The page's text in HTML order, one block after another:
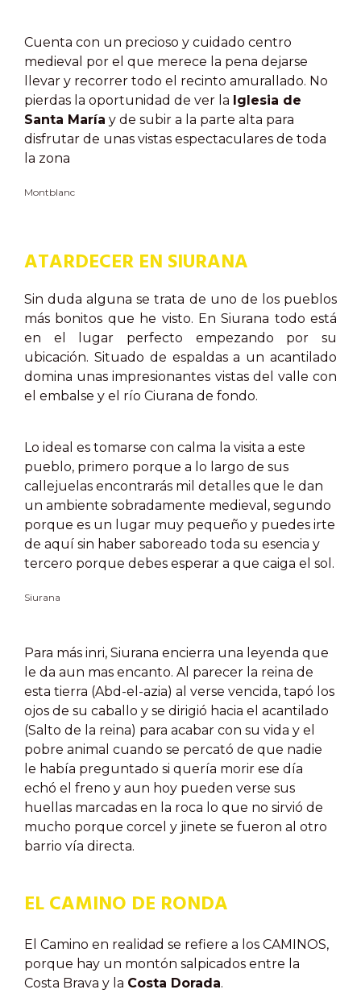
Cuenta con un precioso y cuidado centro
medieval por el que merece la pena dejarse
llevar y recorrer todo el recinto amurallado. No
pierdas la oportunidad de ver la Iglesia de
Santa María y de subir a la parte alta para
disfrutar de unas vistas espectaculares de toda
la zona
Montblanc
ATARDECER EN SIURANA
Sin duda alguna se trata de uno de los pueblos
más bonitos que he visto. En Siurana todo está
en el lugar perfecto empezando por su
ubicación. Situado de espaldas a un acantilado
domina unas impresionantes vistas del valle con
el embalse y el río Ciurana de fondo.
Lo ideal es tomarse con calma la visita a este
pueblo, primero porque a lo largo de sus
callejuelas encontrarás mil detalles que le dan
un ambiente sobradamente medieval, segundo
porque es un lugar muy pequeño y puedes irte
de aquí sin haber saboreado toda su esencia y
tercero porque debes esperar a que caiga el sol.
Siurana
Para más inri, Siurana encierra una leyenda que
le da aun mas encanto. Al parecer la reina de
esta tierra (Abd-el-azia) al verse vencida, tapó los
ojos de su caballo y se dirigió hacia el acantilado
(Salto de la reina) para acabar con su vida y el
pobre animal cuando se percató de que nadie
le había preguntado si quería morir ese día
echó el freno y aun hoy pueden verse sus
huellas marcadas en la roca lo que no sirvió de
mucho porque corcel y jinete se fueron al otro
barrio vía directa.
EL CAMINO DE RONDA
El Camino en realidad se refiere a los CAMINOS,
porque hay un montón salpicados entre la
Costa Brava y la Costa Dorada.